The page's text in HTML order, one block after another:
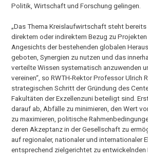
Politik, Wirtschaft und Forschung gelingen.
„Das Thema Kreislaufwirtschaft steht
direktem oder indirektem Bezug zu Projekten
Angesichts der bestehenden globalen
geboten, Synergien zu nutzen und das
verteilte Wissen systematisch anzuwenden
vereinen“, so RWTH-Rektor Professor Ulrich
strategischen Schritt der Gründung des
Fakultäten der Exzellenzuni beteiligt sind.
darauf ab, Abfälle zu minimieren, den Wert
zu maximieren, politische
deren Akzeptanz in der Gesellschaft zu
auf regionaler, nationaler und internationaler
entsprechend zielgerichtet zu entwickelnden